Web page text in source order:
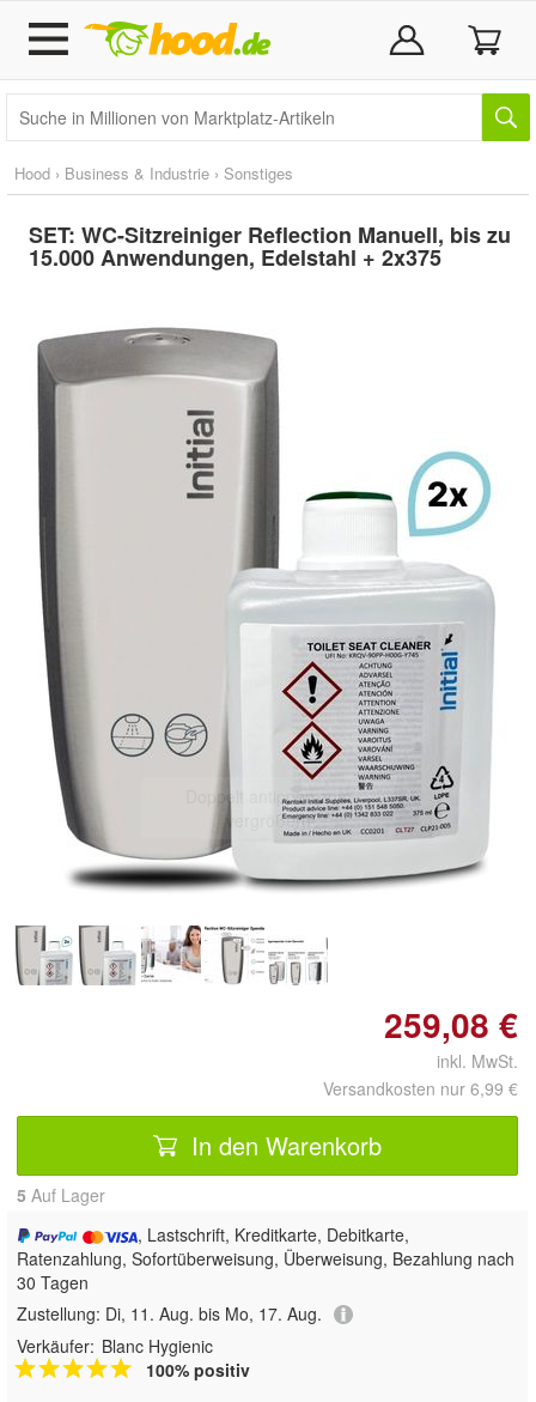
Hood › Business & Industrie › Sonstiges
SET: WC-Sitzreiniger Reflection Manuell, bis zu
15.000 Anwendungen, Edelstahl + 2x375
Doppelt antippen zum
vergrößern
259,08 €
inkl. MwSt.
Versandkosten nur 6,99 €
In den Warenkorb
5 Auf Lager
, Lastschrift, Kreditkarte, Debitkarte,
Ratenzahlung, Sofortüberweisung, Überweisung, Bezahlung nach
30 Tagen
Zustellung: Di, 11. Aug. bis Mo, 17. Aug.
Verkäufer: Blanc Hygienic
100% positiv